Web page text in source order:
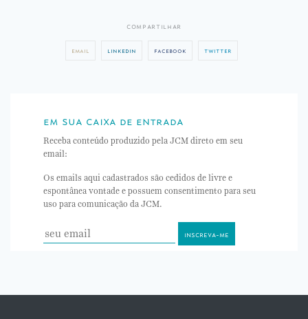
compartilhar
email linkedin facebook twitter
em sua caixa de entrada
Receba conteúdo produzido pela JCM direto em seu
email:
Os emails aqui cadastrados são cedidos de livre e
espontânea vontade e possuem consentimento para seu
uso para comunicação da JCM.